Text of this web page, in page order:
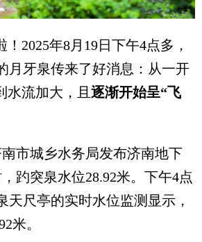
2025年8月19日下午4点多，
月牙泉传来了好消息：从一开
水流加大，且 逐渐开始呈“飞
城乡水务局发布济南地下
趵突泉水位28.92米。下午4点
天尺亭的实时水位监测显示，
米。